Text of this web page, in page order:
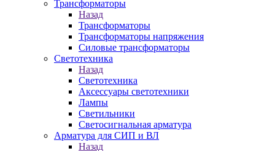
Трансформаторы
Назад
Трансформаторы
Трансформаторы напряжения
Силовые трансформаторы
Светотехника
Назад
Светотехника
Аксессуары светотехники
Лампы
Светильники
Светосигнальная арматура
Арматура для СИП и ВЛ
Назад